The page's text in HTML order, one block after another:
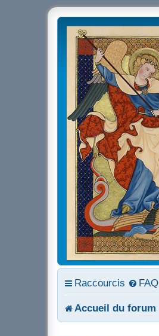
Raccourcis FAQ
Accueil du forum